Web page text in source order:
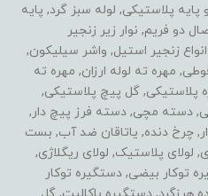
پلاستیکی, لوله سبز گرد, پایه
دو فریم, نوار زیر زنجیر
زنجیر استیل, واشر سیلیکون,
مهره ته لوله ارزان, مهره ته
گل پیچ پلاستیکی,
دسته مچی, دسته فرز پیچ دار,
چرخ دنده, یاتاقان ضد آب, بست
لولای پلاستیک, لولای ریگلاژی,
توکار بیضی, دستگیره توکار